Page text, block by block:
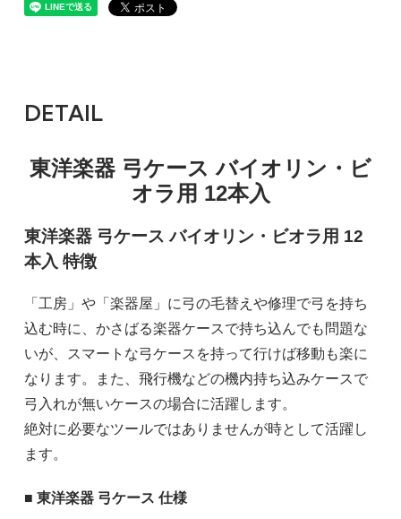
DETAIL
東洋楽器 弓ケース バイオリン・ビ
オラ用 12本入
東洋楽器 弓ケース バイオリン・ビオラ用 12
本入 特徴
「工房」や「楽器屋」に弓の毛替えや修理で弓を持ち
込む時に、かさばる楽器ケースで持ち込んでも問題な
いが、スマートな弓ケースを持って行けば移動も楽に
なります。また、飛行機などの機内持ち込みケースで
弓入れが無いケースの場合に活躍します。
絶対に必要なツールではありませんが時として活躍し
ます。
■ 東洋楽器 弓ケース 仕様